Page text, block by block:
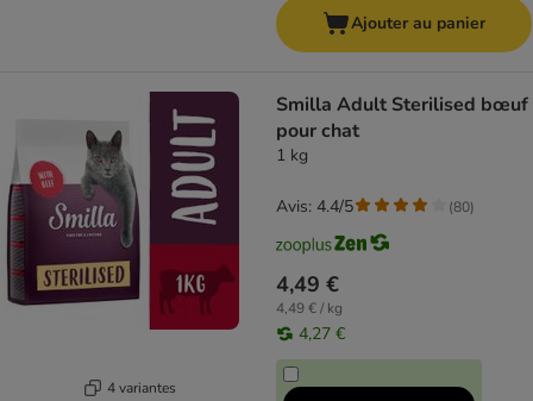
Ajouter au panier
4 variantes
Smilla Adult Sterilised bœuf
pour chat
1 kg
4,49 €
4,49 € / kg
4,27 €
Avis: 4.4/5 (80)